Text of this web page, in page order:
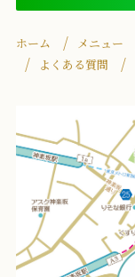
ホーム メニュー
よくある質問